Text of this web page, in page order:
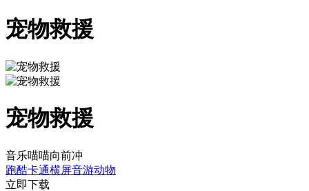
宠物救援
宠物救援
音乐喵喵向前冲
跑酷卡通横屏音游动物
立即下载